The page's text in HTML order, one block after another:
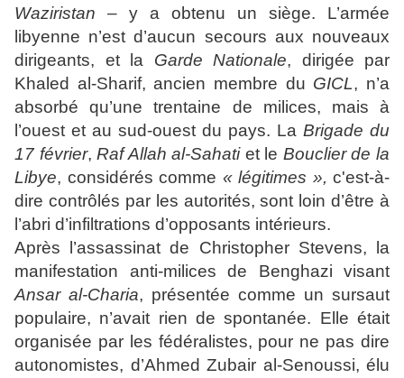
Waziristan – y a obtenu un siège. L’armée
libyenne n’est d’aucun secours aux nouveaux
dirigeants, et la Garde Nationale, dirigée par
Khaled al-Sharif, ancien membre du GICL, n’a
absorbé qu’une trentaine de milices, mais à
l’ouest et au sud-ouest du pays. La Brigade du
17 février,Raf Allah al-Sahatiet le Bouclier de la
Libye, considérés comme « légitimes », c'est-à-
dire contrôlés par les autorités, sont loin d’être à
l’abri d’infiltrations d’opposants intérieurs.
Après l’assassinat de Christopher Stevens, la
manifestation anti-milices de Benghazi visant
Ansar al-Charia, présentée comme un sursaut
populaire, n’avait rien de spontanée. Elle était
organisée par les fédéralistes, pour ne pas dire
autonomistes, d’Ahmed Zubair al-Senoussi, élu